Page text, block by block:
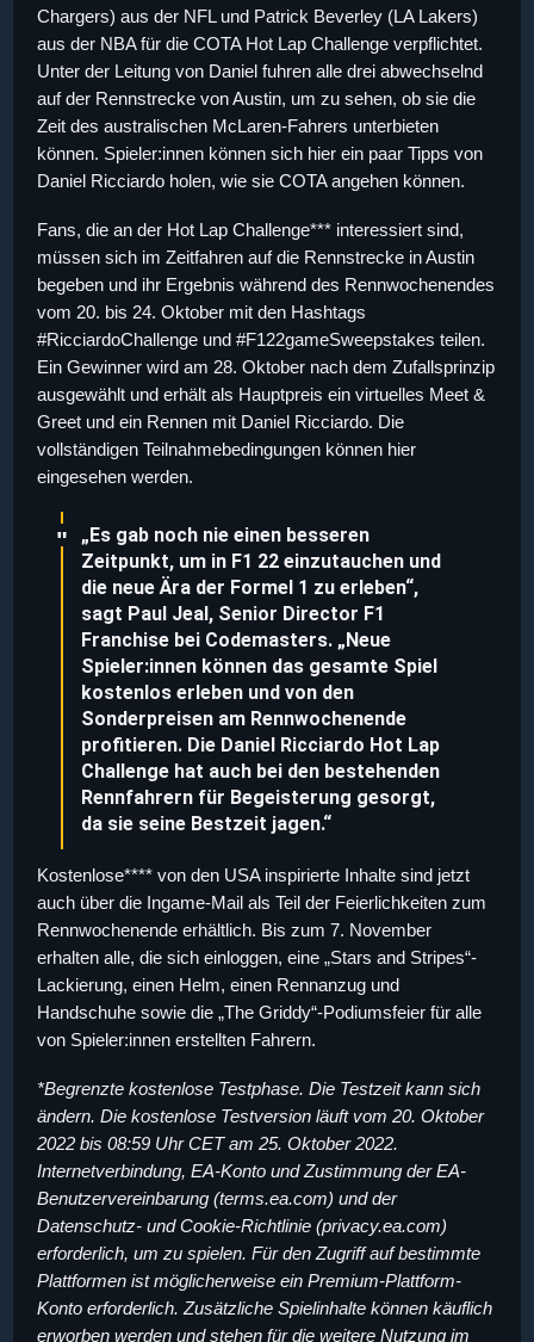
Chargers) aus der NFL und Patrick Beverley (LA Lakers)
aus der NBA für die COTA Hot Lap Challenge verpflichtet.
Unter der Leitung von Daniel fuhren alle drei abwechselnd
auf der Rennstrecke von Austin, um zu sehen, ob sie die
Zeit des australischen McLaren-Fahrers unterbieten
können. Spieler:innen können sich hier ein paar Tipps von
Daniel Ricciardo holen, wie sie COTA angehen können.
Fans, die an der Hot Lap Challenge*** interessiert sind,
müssen sich im Zeitfahren auf die Rennstrecke in Austin
begeben und ihr Ergebnis während des Rennwochenendes
vom 20. bis 24. Oktober mit den Hashtags
#RicciardoChallenge und #F122gameSweepstakes teilen.
Ein Gewinner wird am 28. Oktober nach dem Zufallsprinzip
ausgewählt und erhält als Hauptpreis ein virtuelles Meet &
Greet und ein Rennen mit Daniel Ricciardo. Die
vollständigen Teilnahmebedingungen können hier
eingesehen werden.
„Es gab noch nie einen besseren
Zeitpunkt, um in F1 22 einzutauchen und
die neue Ära der Formel 1 zu erleben“,
sagt Paul Jeal, Senior Director F1
Franchise bei Codemasters. „Neue
Spieler:innen können das gesamte Spiel
kostenlos erleben und von den
Sonderpreisen am Rennwochenende
profitieren. Die Daniel Ricciardo Hot Lap
Challenge hat auch bei den bestehenden
Rennfahrern für Begeisterung gesorgt,
da sie seine Bestzeit jagen.“
Kostenlose**** von den USA inspirierte Inhalte sind jetzt
auch über die Ingame-Mail als Teil der Feierlichkeiten zum
Rennwochenende erhältlich. Bis zum 7. November
erhalten alle, die sich einloggen, eine „Stars and Stripes“-
Lackierung, einen Helm, einen Rennanzug und
Handschuhe sowie die „The Griddy“-Podiumsfeier für alle
von Spieler:innen erstellten Fahrern.
*Begrenzte kostenlose Testphase. Die Testzeit kann sich
ändern. Die kostenlose Testversion läuft vom 20. Oktober
2022 bis 08:59 Uhr CET am 25. Oktober 2022.
Internetverbindung, EA-Konto und Zustimmung der EA-
Benutzervereinbarung (terms.ea.com) und der
Datenschutz- und Cookie-Richtlinie (privacy.ea.com)
erforderlich, um zu spielen. Für den Zugriff auf bestimmte
Plattformen ist möglicherweise ein Premium-Plattform-
Konto erforderlich. Zusätzliche Spielinhalte können käuflich
erworben werden und stehen für die weitere Nutzung im